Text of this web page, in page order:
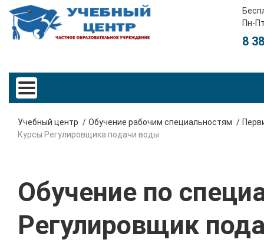
Пн-
8
Учебный центр Обучение рабочим специальностям
Курсы Регулировщика подачи воды
Обучение по
Регулировщик